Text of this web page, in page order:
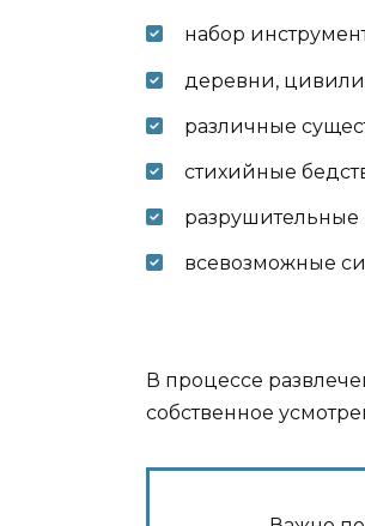
набор
деревни,
различные
стихийные
разрушительные
всевозможные
В процессе
собственное